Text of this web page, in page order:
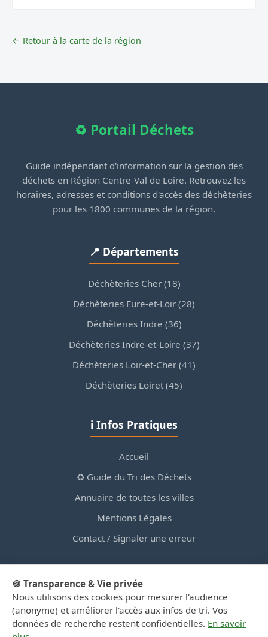
← Retour à la carte de la région
♻️ Portail Déchets
Guide indépendant d'information sur la gestion des
déchets en Région Centre-Val de Loire. Retrouvez les
horaires, adresses et conditions d'accès des déchèteries
pour les 1800 communes de la région.
📍 Départements
Déchèteries Cher (18)
Déchèteries Eure-et-Loir (28)
Déchèteries Indre (36)
Déchèteries Indre-et-Loire (37)
Déchèteries Loir-et-Cher (41)
Déchèteries Loiret (45)
ℹ️ Infos Pratiques
Accueil
♻️ Guide du Tri des Déchets
Annuaire de toutes les villes
Mentions Légales
Contact / Signaler une erreur
© 2026 PortailDesDechetsEnRegionCentre.fr — Site
d'information privé, non affilié aux collectivités.
🍪 Transparence & Vie privée
Nous utilisons des cookies pour mesurer l'audience
(anonyme) et améliorer l'accès aux infos de tri. Vos
données de recherche restent confidentielles. En savoir